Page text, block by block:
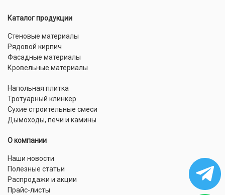
Каталог продукции
Стеновые материалы
Рядовой кирпич
Фасадные материалы
Кровельные материалы
Напольная плитка
Тротуарный клинкер
Сухие строительные смеси
Дымоходы, печи и камины
О компании
Наши новости
Полезные статьи
Распродажи и акции
Прайс-листы